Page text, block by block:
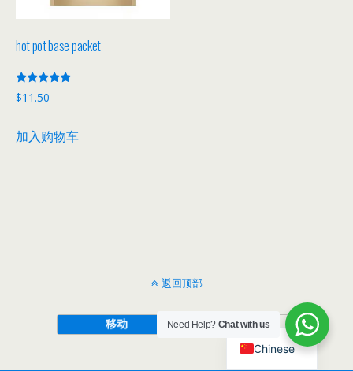
hot pot base packet
评分
5.00
$11.50
加入购物车
返回顶部
移动 桌面
Need Help? Chat with us
Chinese